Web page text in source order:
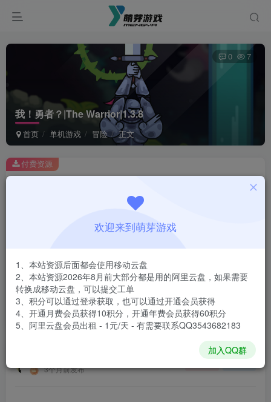
我！勇者？|The Warrior|1.3.8
首页 单机游戏 冒险 正文
0 7
此内容为付费资源，请付费后查看
￥1
免费
登录购买
安装包大小
游戏本体大小
271.9 MB
付费资源
3个月前发布
欢迎来到萌芽游戏
1、本站资源后面都会使用移动云盘
2、本站资源2026年8月前大部分都是用的阿里云盘，如果需要
转换成移动云盘，可以提交工单
3、积分可以通过登录获取，也可以通过开通会员获得
4、开通月费会员获得10积分，开通年费会员获得60积分
5、阿里云盘会员出租 - 1元/天 - 有需要联系QQ3543682183
加入QQ群